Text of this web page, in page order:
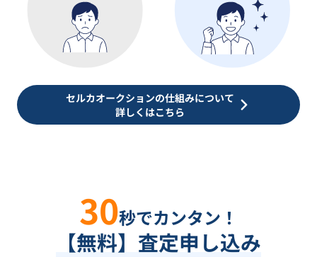
セルカオークションの仕組みについて
詳しくはこちら
30秒でカンタン！
【無料】査定申し込み